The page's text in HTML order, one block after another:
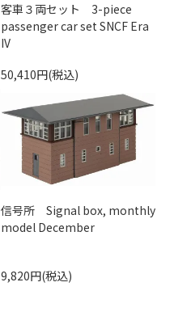
客車３両セット 3-piece
passenger car set SNCF Era
IV
50,410円(税込)
信号所 Signal box, monthly
model December
9,820円(税込)